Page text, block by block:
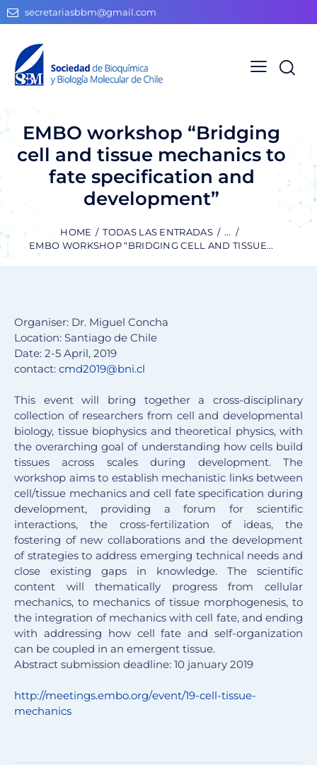
secretariasbbm@gmail.com
EMBO workshop “Bridging
cell and tissue mechanics to
fate specification and
development”
HOME TODAS LAS ENTRADAS
...
EMBO WORKSHOP “BRIDGING CELL AND TISSUE...
Organiser: Dr. Miguel Concha
Location: Santiago de Chile
Date: 2-5 April, 2019
contact: cmd2019@bni.cl
This event will bring together a cross-disciplinary
collection of researchers from cell and developmental
biology, tissue biophysics and theoretical physics, with
the overarching goal of understanding how cells build
tissues across scales during development. The
workshop aims to establish mechanistic links between
cell/tissue mechanics and cell fate specification during
development, providing a forum for scientific
interactions, the cross-fertilization of ideas, the
fostering of new collaborations and the development
of strategies to address emerging technical needs and
close existing gaps in knowledge. The scientific
content will thematically progress from cellular
mechanics, to mechanics of tissue morphogenesis, to
the integration of mechanics with cell fate, and ending
with addressing how cell fate and self-organization
can be coupled in an emergent tissue.
Abstract submission deadline: 10 january 2019
http://meetings.embo.org/event/19-cell-tissue-
mechanics